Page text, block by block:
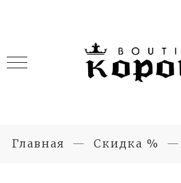
Главная Скидка %